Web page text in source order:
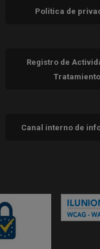
Política de
Registro de
Tratamiento
Canal interno de